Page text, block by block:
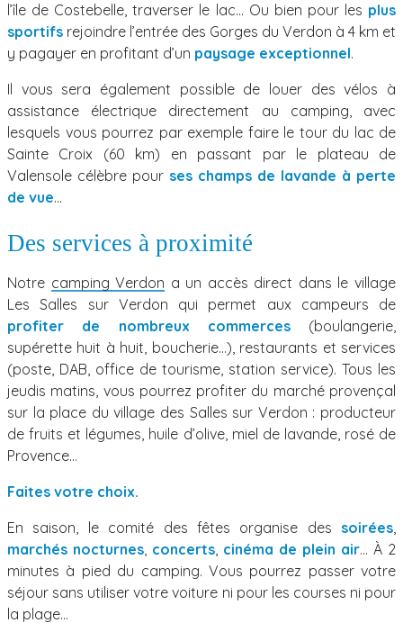
l’île de Costebelle, traverser le lac… Ou bien pour les plus
sportifs rejoindre l’entrée des Gorges du Verdon à 4 km et
y pagayer en profitant d’un paysage exceptionnel.
Il vous sera également possible de louer des vélos à
assistance électrique directement au camping, avec
lesquels vous pourrez par exemple faire le tour du lac de
Sainte Croix (60 km) en passant par le plateau de
Valensole célèbre pour ses champs de lavande à perte
de vue…
Des services à proximité
Notre camping Verdon a un accès direct dans le village
Les Salles sur Verdon qui permet aux campeurs de
profiter de nombreux commerces(boulangerie,
supérette huit à huit, boucherie…), restaurants et services
(poste, DAB, office de tourisme, station service). Tous les
jeudis matins, vous pourrez profiter du marché provençal
sur la place du village des Salles sur Verdon : producteur
de fruits et légumes, huile d’olive, miel de lavande, rosé de
Provence…
Faites votre choix.
En saison, le comité des fêtes organise des soirées,
marchés nocturnes, concerts, cinéma de plein air… À 2
minutes à pied du camping. Vous pourrez passer votre
séjour sans utiliser votre voiture ni pour les courses ni pour
la plage…